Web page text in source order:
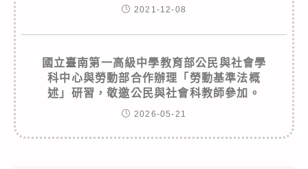
2021-12-08
國立臺南第一高級中學教育部公民與社會學
科中心與勞動部合作辦理「勞動基準法概
述」研習，敬邀公民與社會科教師參加。
2026-05-21